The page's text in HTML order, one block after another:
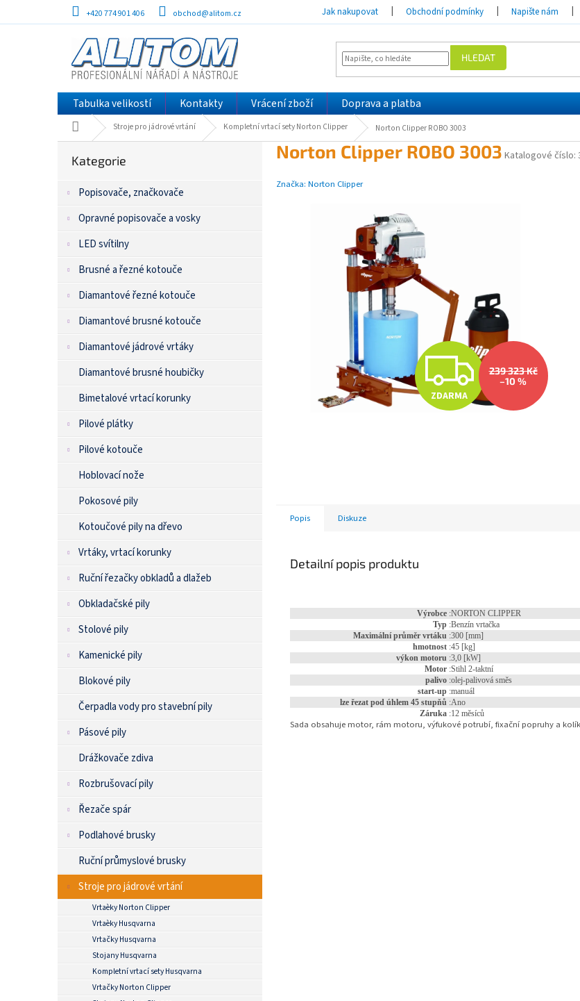
obsah
+420 774 901 406 obchod@alitom.cz Jak nakupovat Obchodní podmínky Napište nám
HLEDAT
Tabulka velikostí Kontakty Vrácení zboží Doprava a platba
Domů Stroje pro jádrové vrtání Kompletní vrtací sety Norton Clipper Norton Clipper ROBO 3003
kategorie
Kategorie
Popisovače, značkovače
Opravné popisovače a vosky
LED svítilny
Brusné a řezné kotouče
Diamantové řezné kotouče
Diamantové brusné kotouče
Diamantové jádrové vrtáky
Diamantové brusné houbičky
Bimetalové vrtací korunky
Pilové plátky
Pilové kotouče
Hoblovací nože
Pokosové pily
Kotoučové pily na dřevo
Vrtáky, vrtací korunky
Ruční řezačky obkladů a dlažeb
Obkladačské pily
Stolové pily
Kamenické pily
Blokové pily
Čerpadla vody pro stavební pily
Pásové pily
Drážkovače zdiva
Rozbrušovací pily
Řezače spár
Podlahové brusky
Ruční průmyslové brusky
Stroje pro jádrové vrtání
Vrtaèky Norton Clipper
Vrtaèky Husqvarna
Vrtačky Husqvarna
Stojany Husqvarna
Kompletní vrtací sety Husqvarna
Vrtačky Norton Clipper
Norton Clipper ROBO 3003 Katalogové číslo:
Značka: Norton Clipper
Z
D
A
ZDARMA
239 323 Kč
–10 %
Popis Diskuze
Detailní popis produktu
Výrobce :NORTON CLIPPER
Typ :Benzín vrtačka
Maximální průměr vrtáku :300 [mm]
hmotnost :45 [kg]
výkon motoru :3,0 [kW]
Motor :Stihl 2-taktní
palivo :olej-palivová směs
start-up :manuál
lze řezat pod úhlem 45 stupňů :Ano
Záruka :12 měsíců
Sada obsahuje motor, rám motoru, výfukové potrubí, fixační popruhy a